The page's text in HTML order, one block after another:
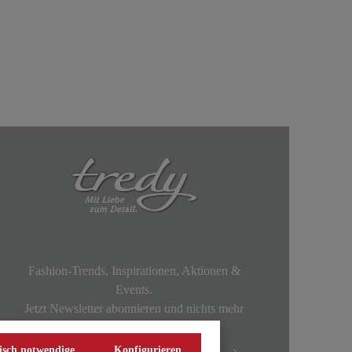
Fashion-Trends, Inspirationen, Aktionen &
Events.
Jetzt Newsletter abonnieren und nichts mehr